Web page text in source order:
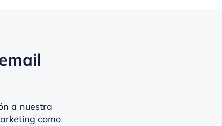
a nuestra
como